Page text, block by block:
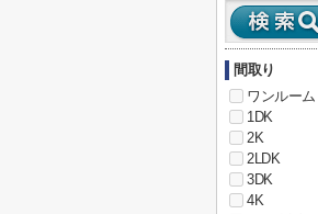
間取り
ワンルーム
1DK
2K
2LDK
3DK
4K